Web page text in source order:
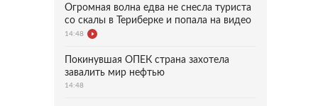
Огромная волна едва не снесла туриста
со скалы в Териберке и попала на видео
14:48
Покинувшая ОПЕК страна захотела
завалить мир нефтью
14:48